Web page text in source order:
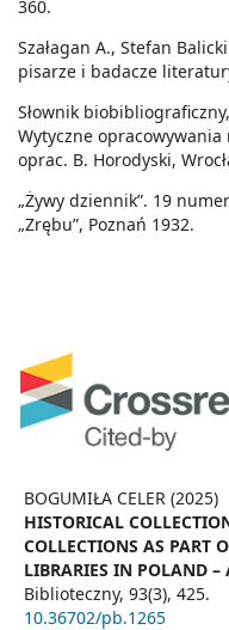
BOGUMIŁA CELER (2025)
HISTORICAL
COLLECTIONS AS PART
LIBRARIES IN POLAND –
Biblioteczny, 93(3), 425.
10.36702/pb.1265
360.
Szałagan A., Stefan
pisarze i badacze
Słownik
Wytyczne
oprac. B. Horodyski,
„Żywy dziennik”. 19
„Zrębu”, Poznań 1932.